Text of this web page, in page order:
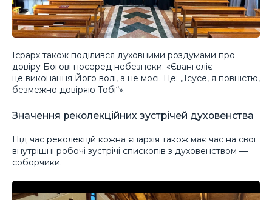
Ієрарх також поділився духовними роздумами про
довіру Богові посеред небезпеки: «Євангеліє —
це виконання Його волі, а не моєї. Це: „Ісусе, я повністю,
безмежно довіряю Тобі“».
Значення реколекційних зустрічей духовенства
Під час реколекцій кожна єпархія також має час на свої
внутрішні робочі зустрічі єпископів з духовенством —
соборчики.